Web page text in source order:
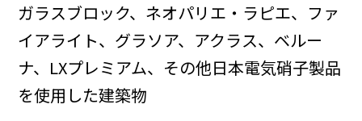
ガラスブロック、ネオパリエ・ラピエ、ファ
イアライト、グラソア、アクラス、ベルー
ナ、LXプレミアム、その他日本電気硝子製品
を使用した建築物